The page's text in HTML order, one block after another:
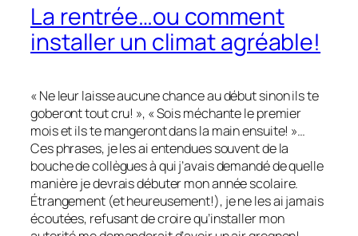
La rentrée…ou comment
installer un climat agréable!
« Ne leur laisse aucune chance au début sinon ils te
goberont tout cru! », « Sois méchante le premier
mois et ils te mangeront dans la main ensuite! »…
Ces phrases, je les ai entendues souvent de la
bouche de collègues à qui j’avais demandé de quelle
manière je devrais débuter mon année scolaire.
Étrangement (et heureusement!), je ne les ai jamais
écoutées, refusant de croire qu’installer mon